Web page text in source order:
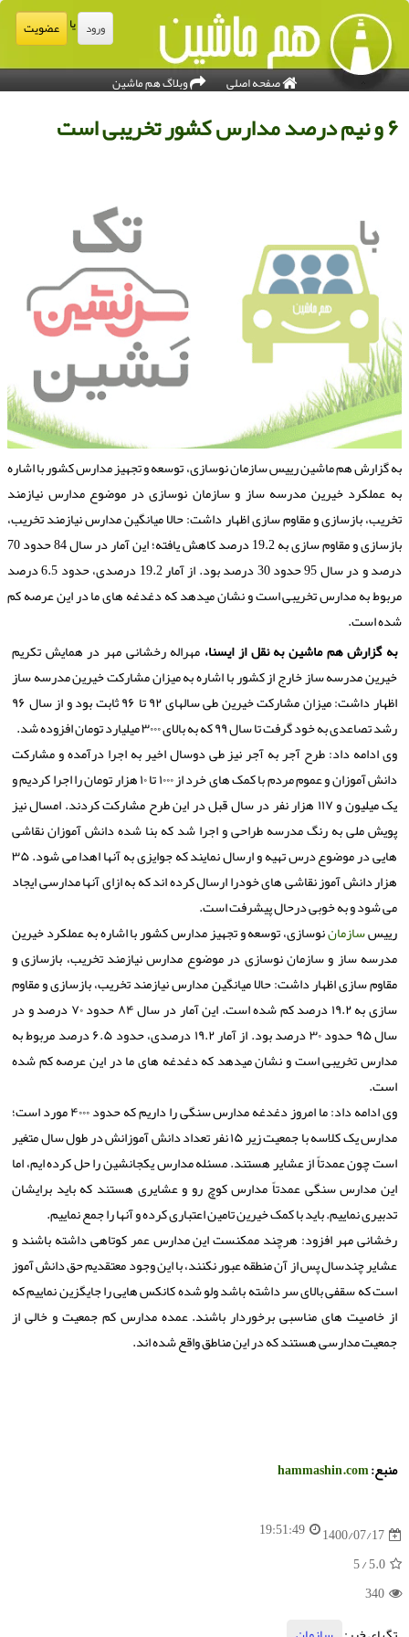
ورود عضویت
صفحه اصلی وبلاگ هم ماشین
گزارش هم ماشین رییس سازمان نوسازی، توسعه و تجهیز مدارس کشور با اشاره
عملکرد خیرین مدرسه ساز و سازمان نوسازی در موضوع مدارس نیازمند
بازسازی و مقاوم سازی اظهار داشت: حالا میانگین مدارس نیازمند تخریب،
بازسازی و مقاوم سازی به 19.2 درصد کاهش یافته؛ این آمار در سال 84 حدود 70
درصد و در سال 95 حدود 30 درصد بود. از آمار 19.2 درصدی، حدود 6.5 درصد
به مدارس تخریبی است و نشان میدهد که دغدغه های ما در این عرصه کم
است.
به گزارش هم ماشین به نقل از ایسنا،مهراله رخشانی مهر در همایش تکریم
خیرین مدرسه ساز خارج از کشور با اشاره به میزان مشارکت خیرین مدرسه ساز
اظهار داشت: میزان مشارکت خیرین طی سالهای ۹۲ تا ۹۶ ثابت بود و از سال ۹۶
رشد تصاعدی به خود گرفت تا سال ۹۹ که به بالای ۳۰۰۰ میلیارد تومان افزوده شد.
وی ادامه داد: طرح آجر به آجر نیز طی دوسال اخیر به اجرا درآمده و مشارکت
دانش آموزان و عموم مردم با کمک های خرد از ۱۰۰۰ تا ۱۰ هزار تومان را اجرا کردیم و
یک میلیون و ۱۱۷ هزار نفر در سال قبل در این طرح مشارکت کردند. امسال نیز
پویش ملی به رنگ مدرسه طراحی و اجرا شد که بنا شده دانش آموزان نقاشی
هایی در موضوع درس تهیه و ارسال نمایند که جوایزی به آنها اهدا می شود. ۳۵
هزار دانش آموز نقاشی های خودرا ارسال کرده اند که به ازای آنها مدارسی ایجاد
می شود و به خوبی درحال پیشرفت است.
رییسسازماننوسازی، توسعه و تجهیز مدارس کشور با اشاره به عملکرد خیرین
مدرسه ساز و سازمان نوسازی در موضوع مدارس نیازمند تخریب، بازسازی و
مقاوم سازی اظهار داشت: حالا میانگین مدارس نیازمند تخریب، بازسازی و مقاوم
سازی به ۱۹.۲ درصد کم شده است. این آمار در سال ۸۴ حدود ۷۰ درصد و در
سال ۹۵ حدود ۳۰ درصد بود. از آمار ۱۹.۲ درصدی، حدود ۶.۵ درصد مربوط به
مدارس تخریبی است و نشان میدهد که دغدغه های ما در این عرصه کم شده
است.
وی ادامه داد: ما امروز دغدغه مدارس سنگی را داریم که حدود ۴۰۰۰ مورد است؛
مدارس یک کلاسه با جمعیت زیر ۱۵ نفر تعداد دانش آموزانش در طول سال متغیر
است چون عمدتاً از عشایر هستند. مسئله مدارس یکجانشین را حل کرده ایم، اما
این مدارس سنگی عمدتاً مدارس کوچ رو و عشایری هستند که باید برایشان
تدبیری نماییم. باید با کمک خیرین تامین اعتباری کرده و آنها را جمع نماییم.
رخشانی مهر افزود: هرچند ممکنست این مدارس عمر کوتاهی داشته باشند و
عشایر چندسال پس از آن منطقه عبور نکنند، با این وجود معتقدیم حق دانش آموز
است که سقفی بالای سر داشته باشد ولو شده کانکس هایی را جایگزین نماییم که
از خاصیت های مناسبی برخوردار باشند. عمده مدارس کم جمعیت و خالی از
جمعیت مدارسی هستند که در این مناطق واقع شده اند.
منبع:hammashin.com
1400/07/17
19:51:49
5.0
/ 5
340